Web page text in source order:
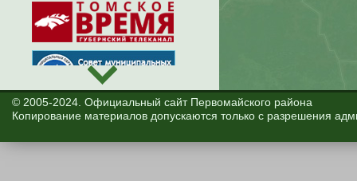
© 2005-2024. Официальный сайт Первомайского района
Копирование материалов допускаются только с разрешения